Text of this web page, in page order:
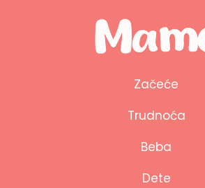
Začeće
Trudnoća
Beba
Dete